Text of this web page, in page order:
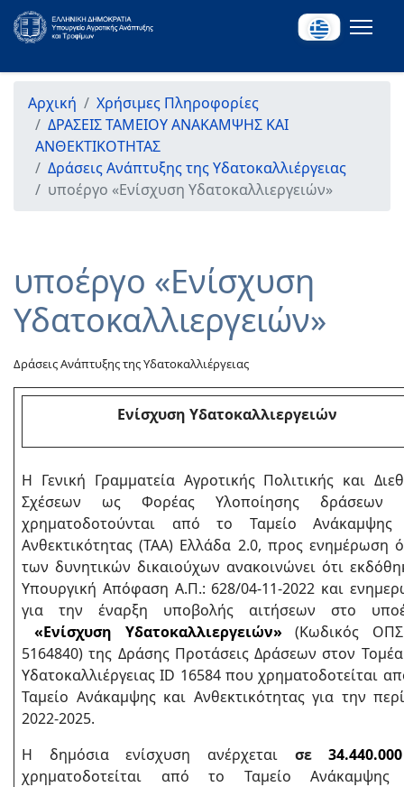
Αρχική
Χρήσιμες Πληροφορίες
ΔΡΑΣΕΙΣ ΤΑΜΕΙΟΥ ΑΝΑΚΑΜΨΗΣ ΚΑΙ
ΑΝΘΕΚΤΙΚΟΤΗΤΑΣ
Δράσεις Ανάπτυξης της Υδατοκαλλιέργειας
υποέργο «Ενίσχυση Υδατοκαλλιεργειών»
υποέργο «Ενίσχυση
Υδατοκαλλιεργειών»
Δράσεις Ανάπτυξης της Υδατοκαλλιέργειας
Ενίσχυση Υδατοκαλλιεργειών
H Γενική Γραμματεία Αγροτικής Πολιτικής και
Σχέσεων ως Φορέας Υλοποίησης δράσεων
χρηματοδοτούνται από το Ταμείο Ανάκαμψης
Ανθεκτικότητας (ΤΑΑ) Ελλάδα 2.0, προς ενημέρωση
των δυνητικών δικαιούχων ανακοινώνει ότι
Υπουργική Απόφαση Α.Π.: 628/04-11-2022 και
για την έναρξη υποβολής αιτήσεων στο
«Ενίσχυση Υδατοκαλλιεργειών»(Κωδικός
5164840) της Δράσης Προτάσεις Δράσεων στον
Υδατοκαλλιέργειας ID 16584 που χρηματοδοτείται
Ταμείο Ανάκαμψης και Ανθεκτικότητας για την
2022-2025.
Η δημόσια ενίσχυση ανέρχεται σε
χρηματοδοτείται από το Ταμείο Ανάκαμψης